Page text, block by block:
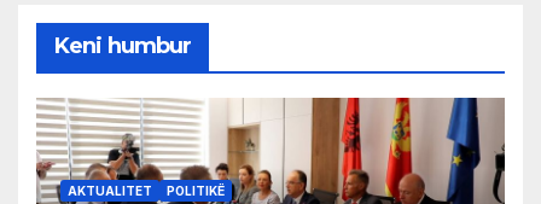
Keni humbur
AKTUALITET POLITIKË